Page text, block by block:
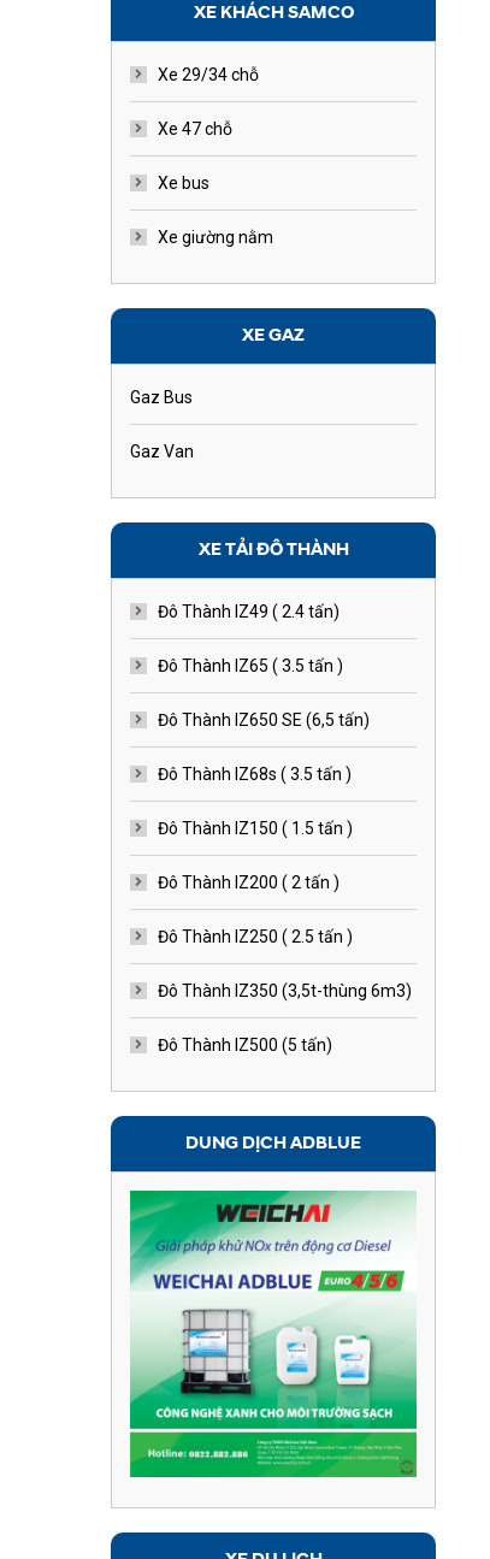
XE KHÁCH SAMCO
Xe 29/34 chỗ
Xe 47 chỗ
Xe bus
Xe giường nằm
XE GAZ
Gaz Bus
Gaz Van
XE TẢI ĐÔ THÀNH
Đô Thành IZ49 ( 2.4 tấn)
Đô Thành IZ65 ( 3.5 tấn )
Đô Thành IZ650 SE (6,5 tấn)
Đô Thành IZ68s ( 3.5 tấn )
Đô Thành IZ150 ( 1.5 tấn )
Đô Thành IZ200 ( 2 tấn )
Đô Thành IZ250 ( 2.5 tấn )
Đô Thành IZ350 (3,5t-thùng 6m3)
Đô Thành IZ500 (5 tấn)
DUNG DỊCH ADBLUE